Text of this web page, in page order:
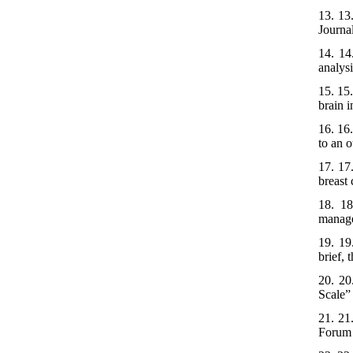
13.
14.
15.
brain
16.
to an
17.
breast
18.
19.
brief,
20.
21.